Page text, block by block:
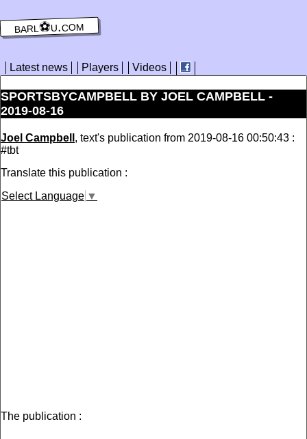
barl⚽️u.com
Latest news Players Videos
SPORTSBYCAMPBELL BY JOEL CAMPBELL -
2019-08-16
Joel Campbell , text's publication from 2019-08-16 00:50:43 :
#tbt
Translate this publication :
Select Language ▼
The publication :